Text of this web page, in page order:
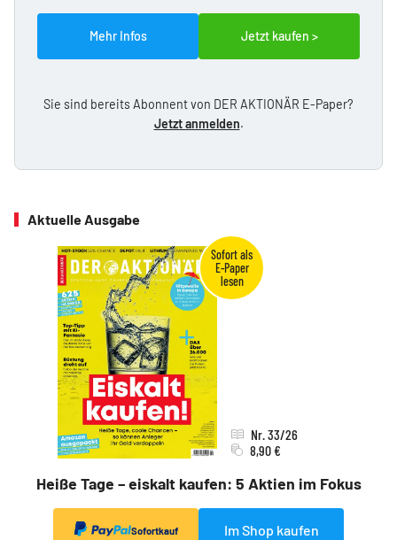
Mehr Infos Jetzt kaufen >
Sie sind bereits Abonnent von DER AKTIONÄR E-Paper?
Jetzt anmelden.
Aktuelle Ausgabe
Heiße Tage – eiskalt kaufen: 5 Aktien im Fokus
Nr. 33/26
8,90 €
Sofortkauf Im Shop kaufen